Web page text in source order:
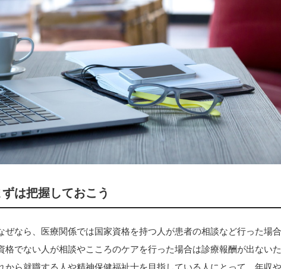
は把握しておこう
なら、医療関係では国家資格を持つ人が患者の相談など行った場合
でない人が相談やこころのケアを行った場合は診療報酬が出ないた
ら就職する人や精神保健福祉士を目指している人にとって、年収や